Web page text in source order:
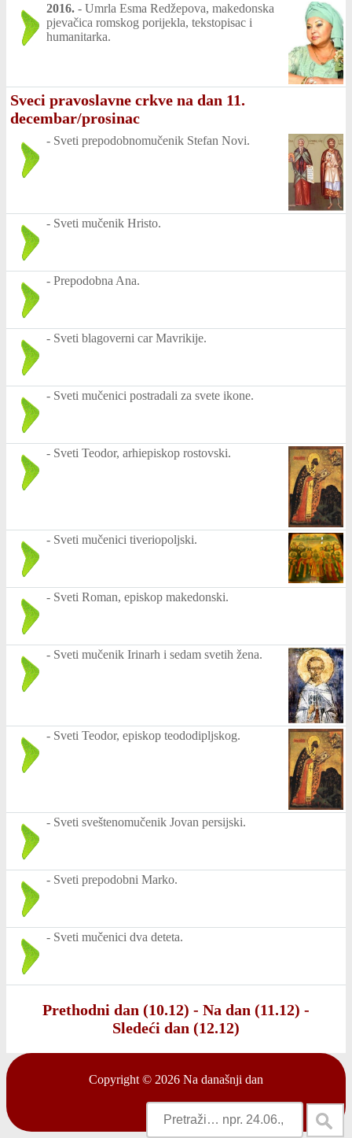
2016. - Umrla Esma Redžepova, makedonska
pjevačica romskog porijekla, tekstopisac i
humanitarka.
Sveci pravoslavne crkve na dan 11.
decembar/prosinac
- Sveti prepodobnomučenik Stefan Novi.
- Sveti mučenik Hristo.
- Prepodobna Ana.
- Sveti blagoverni car Mavrikije.
- Sveti mučenici postradali za svete ikone.
- Sveti Teodor, arhiepiskop rostovski.
- Sveti mučenici tiveriopoljski.
- Sveti Roman, episkop makedonski.
- Sveti mučenik Irinarh i sedam svetih žena.
- Sveti Teodor, episkop teododipljskog.
- Sveti sveštenomučenik Jovan persijski.
- Sveti prepodobni Marko.
- Sveti mučenici dva deteta.
Prethodni dan (10.12) - Na dan (11.12) -
Sledeći dan (12.12)
Copyright © 2026 Na današnji dan